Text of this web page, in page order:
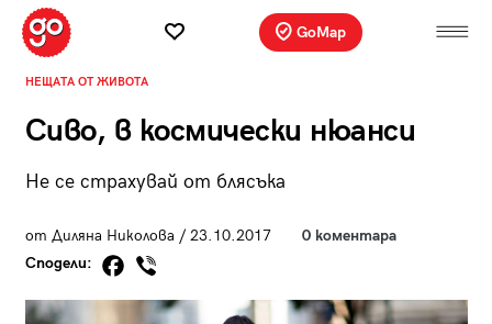
GoMap
НЕЩАТА ОТ ЖИВОТА
Сиво, в космически нюанси
Не се страхувай от блясъка
от Диляна Николова / 23.10.2017
0 коментара
Сподели: